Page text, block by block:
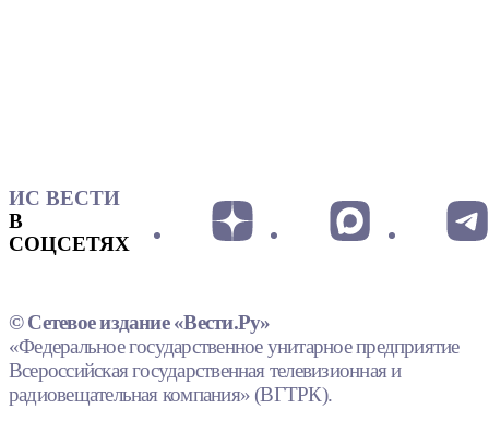
ИС ВЕСТИ
В
СОЦСЕТЯХ
© Сетевое издание «Вести.Ру»
«Федеральное государственное унитарное предприятие
Всероссийская государственная телевизионная и
радиовещательная компания» (ВГТРК).